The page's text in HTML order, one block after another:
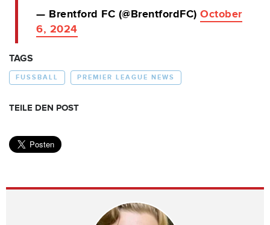
— Brentford FC (@BrentfordFC) October
6, 2024
TAGS
FUSSBALL PREMIER LEAGUE NEWS
TEILE DEN POST